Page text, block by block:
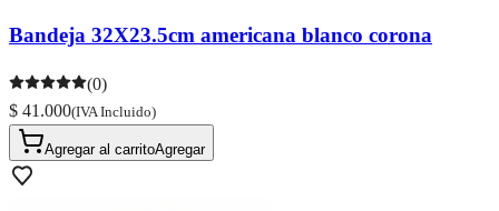
Bandeja 32X23.5cm americana blanco corona
(0)
$ 41.000(IVA Incluido)
Agregar al carritoAgregar